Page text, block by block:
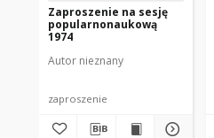
Zaproszenie na sesję
popularnonaukową
1974
Autor nieznany
zaproszenie